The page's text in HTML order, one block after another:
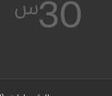
30س